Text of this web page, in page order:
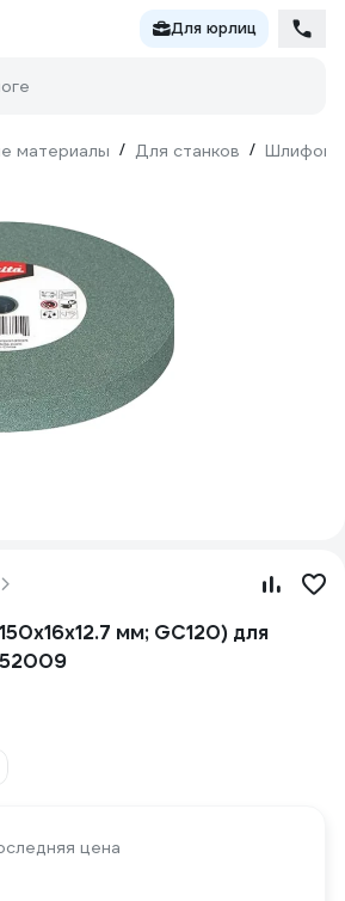
Для юрлиц
материалы / Для станков /
мм; GC120) для
цена